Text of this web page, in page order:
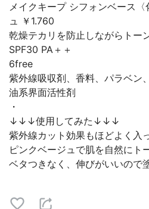
メイクキープ シフォンベース
ュ ￥1.760
乾燥テカリを防止しながらトー
SPF30 PA＋＋
6free
紫外線吸収剤、香料、パラベン
油系界面活性剤
・
↓↓↓使用してみた↓↓↓
紫外線カット効果もほどよく入
ピンクベージュで肌を自然にト
ベタつきなく、伸びがいいので